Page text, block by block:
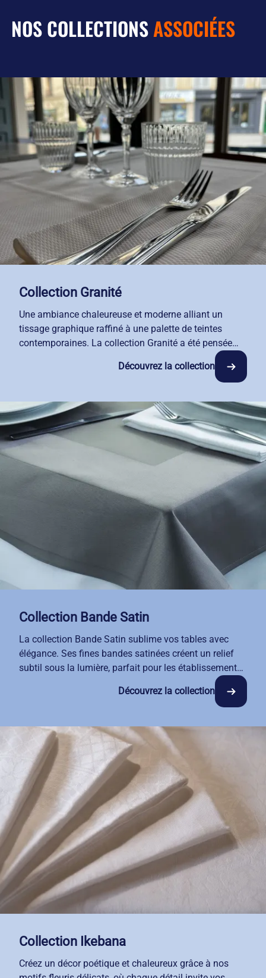
NOS COLLECTIONSASSOCIÉES
Collection Granité
Une ambiance chaleureuse et moderne alliant un
tissage graphique raffiné à une palette de teintes
contemporaines. La collection Granité a été pensée
pour sublimer vos salles, choisissez parmi nos coloris
harmonieux : blanc, crème ou gris ardoise pour créer
établissement.
Pour garantir des couleurs éclatantes lavage après
lavage, nous sélectionnons des finitions haut de
gamme adaptées à chaque coloris. Sa confection en
fil teint assure une résistance exceptionnelle aux
exigences de la restauration professionnelle et une
tenue impeccable dans le temps.
Avec notre service de location-entretien, vous
bénéficiez d'un linge toujours impeccable, livré et
Découvrez la collection
Collection Bande Satin
La collection Bande Satin sublime vos tables avec
élégance. Ses fines bandes satinées créent un relief
subtil sous la lumière, parfait pour les établissements
qui recherchent sobriété et distinction. Notre collection
Bande Satin s'adapte naturellement à votre
décoration, qu'elle soit classique ou contemporaine.
Avec notre service de location-entretien, vos nappes,
serviettes et napperons restent impeccables semaine
après semaine. Trois coloris modernes vous
permettent d'harmoniser votre décoration selon vos
envies.
Découvrez la collection
Collection Ikebana
Créez un décor poétique et chaleureux grâce à nos